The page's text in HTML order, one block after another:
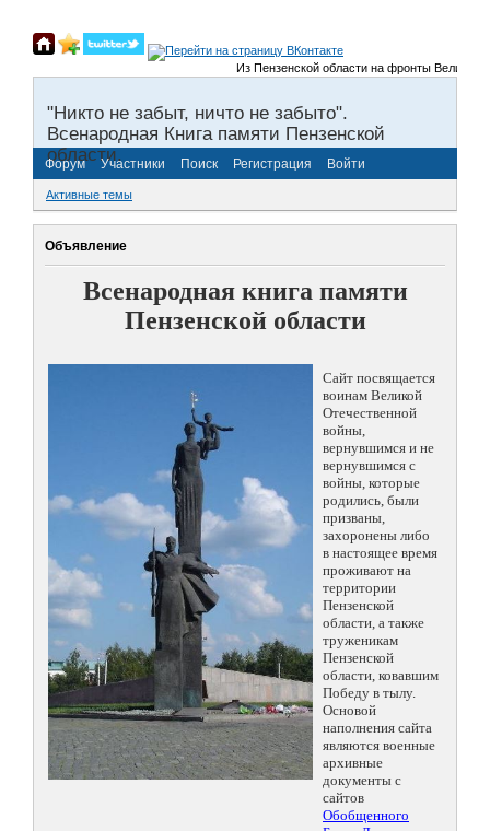
Из Пензенской области на фронты Великой
"Никто не забыт, ничто не забыто".
Всенародная Книга памяти Пензенской
области.
Форум Участники Поиск Регистрация Войти
Активные темы
Объявление
Всенародная книга памяти
Пензенской области
Сайт посвящается
воинам Великой
Отечественной
войны,
вернувшимся и не
вернувшимся с
войны, которые
родились, были
призваны,
захоронены либо
в настоящее время
проживают на
территории
Пензенской
области, а также
труженикам
Пензенской
области, ковавшим
Победу в тылу.
Основой
наполнения сайта
являются военные
архивные
документы с
сайтов
Обобщенного